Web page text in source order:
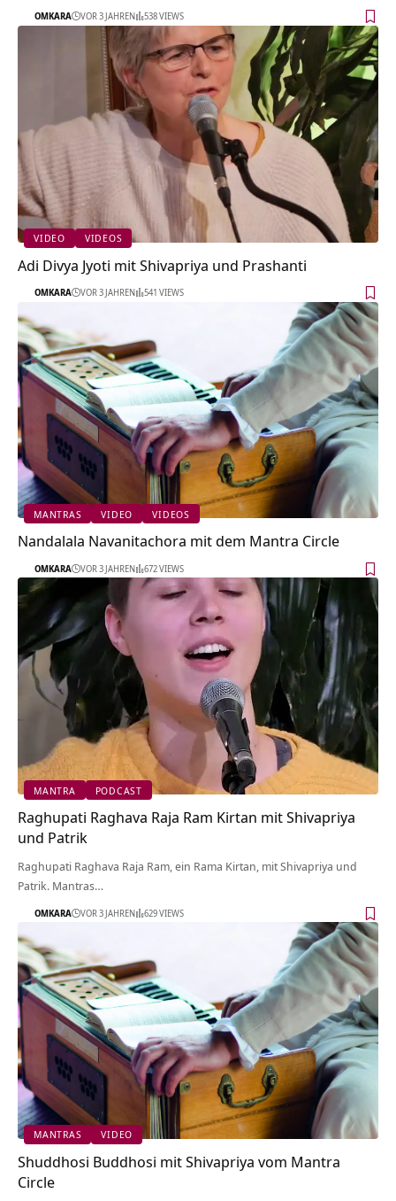
OMKARA VOR 3 JAHREN 538 VIEWS
VIDEO VIDEOS
Adi Divya Jyoti mit Shivapriya und Prashanti
OMKARA VOR 3 JAHREN 541 VIEWS
MANTRAS VIDEO VIDEOS
Nandalala Navanitachora mit dem Mantra Circle
OMKARA VOR 3 JAHREN 672 VIEWS
MANTRA PODCAST
Raghupati Raghava Raja Ram Kirtan mit Shivapriya
und Patrik
Raghupati Raghava Raja Ram, ein Rama Kirtan, mit Shivapriya und
Patrik. Mantras…
OMKARA VOR 3 JAHREN 629 VIEWS
MANTRAS VIDEO
Shuddhosi Buddhosi mit Shivapriya vom Mantra
Circle